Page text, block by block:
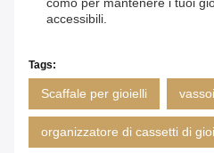
comò per mantenere i tuoi
accessibili.
Tags:
Scaffale per gioielli
organizzatore di cassetti di